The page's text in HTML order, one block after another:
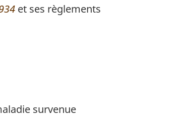
et ses règlements
survenue